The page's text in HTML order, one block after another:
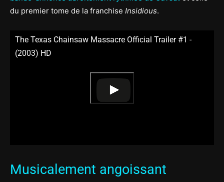
du premier tome de la franchise Insidious.
The Texas Chainsaw Massacre Official Trailer #1 -
(2003) HD
Musicalement angoissant